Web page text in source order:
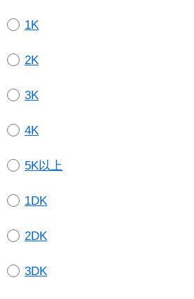
1K
2K
3K
4K
5K以上
1DK
2DK
3DK